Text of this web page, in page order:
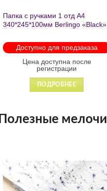
Папка с ручками 1 отд А4
340*245*100мм Berlingo «Black»
Доступно для предзаказа
Цена доступна после
регистрации
ПОДРОБНЕЕ
Полезные мелочи
Добавить
в список
желаний